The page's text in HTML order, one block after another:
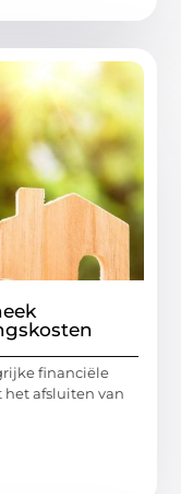
financiële
het afsluiten van